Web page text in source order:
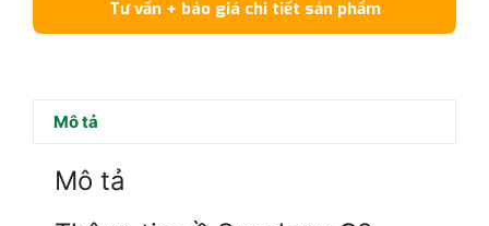
Tư vấn + báo giá chi tiết sản phẩm
Mô tả
Mô tả